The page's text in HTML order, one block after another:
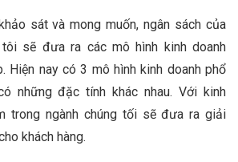
sát và mong muốn, ngân sách của
tôi sẽ đưa ra các mô hình kinh doanh
Hiện nay có 3 mô hình kinh doanh phổ
những đặc tính khác nhau. Với kinh
trong ngành chúng tối sẽ đưa ra giải
khách hàng.